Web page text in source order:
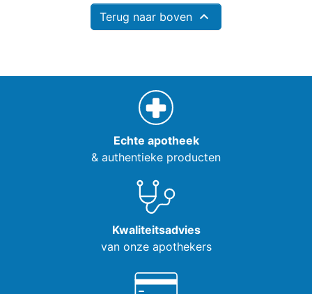
Terug naar boven 
Echte apotheek
& authentieke producten
Kwaliteitsadvies
van onze apothekers